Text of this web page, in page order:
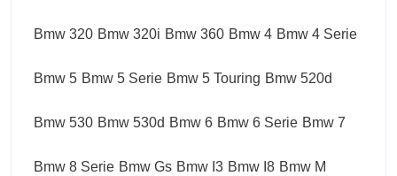
Bmw 320 Bmw 320i Bmw 360 Bmw 4 Bmw 4 Serie
Bmw 5 Bmw 5 Serie Bmw 5 Touring Bmw 520d
Bmw 530 Bmw 530d Bmw 6 Bmw 6 Serie Bmw 7
Bmw 8 Serie Bmw Gs Bmw I3 Bmw I8 Bmw M